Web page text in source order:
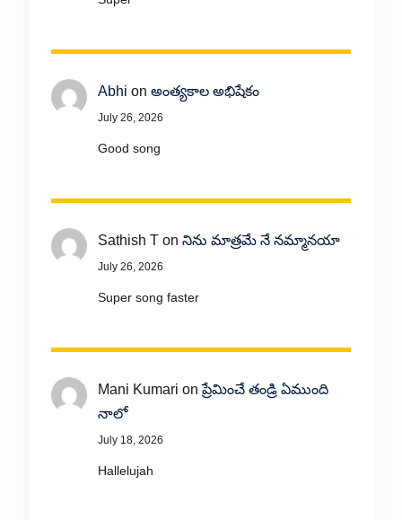
Abhi on అంత్యకాల అభిషేకం
July 26, 2026
Good song
Sathish Ton నిను మాత్రమే నే నమ్మానయా
July 26, 2026
Super song faster
Mani Kumari onప్రేమించే తండ్రి ఏముంది
నాలో
July 18, 2026
Hallelujah